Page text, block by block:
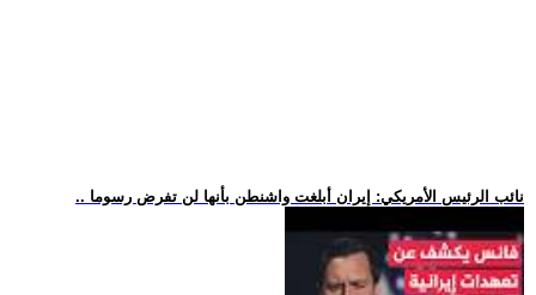
.. نائب الرئيس الأمريكي: إيران أبلغت واشنطن بأنها لن تفرض رسوما